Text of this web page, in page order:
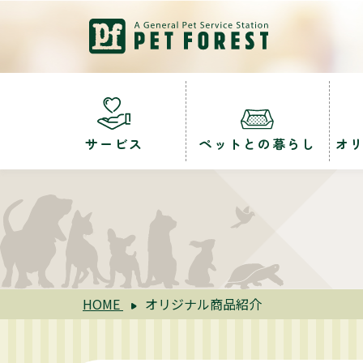
サービス ペットとの暮らし オ
HOME オリジナル商品紹介